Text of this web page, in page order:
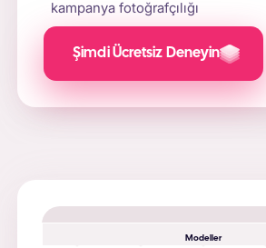
kampanya fotoğrafçılığı
Şimdi Ücretsiz Deneyin
Modeller